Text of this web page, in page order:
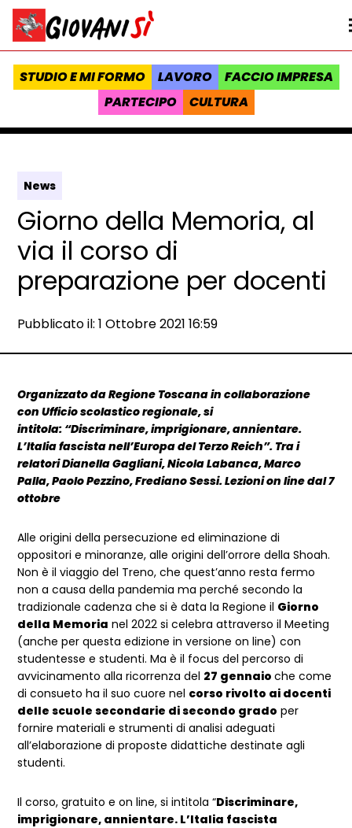
Vai al contenuto
Homepage Giovanisì - Progetto della Regione Toscana
STUDIO E MI FORMO LAVORO
FACCIO IMPRESA
PARTECIPO
CULTURA
News
Giorno della Memoria, al
via il corso di
preparazione per docenti
Data e ora:
Pubblicato il: 1 Ottobre 2021 16:59
Dettagli articolo
Organizzato da Regione Toscana in collaborazione
con Ufficio scolastico regionale, si
intitola: “Discriminare, imprigionare, annientare.
L’Italia fascista nell’Europa del Terzo Reich”. Tra i
relatori Dianella Gagliani, Nicola Labanca, Marco
Palla, Paolo Pezzino, Frediano Sessi. Lezioni on line dal 7
ottobre
Alle origini della persecuzione ed eliminazione di
oppositori e minoranze, alle origini dell’orrore della Shoah.
Non è il viaggio del Treno, che quest’anno resta fermo
non a causa della pandemia ma perché secondo la
tradizionale cadenza che si è data la Regione il Giorno
della Memoria nel 2022 si celebra attraverso il Meeting
(anche per questa edizione in versione on line) con
studentesse e studenti. Ma è il focus del percorso di
avvicinamento alla ricorrenza del 27 gennaioche come
di consueto ha il suo cuore nel corso rivolto ai docenti
delle scuole secondarie di secondo grado per
fornire materiali e strumenti di analisi adeguati
all’elaborazione di proposte didattiche destinate agli
studenti.
Il corso, gratuito e on line, si intitola “Discriminare,
imprigionare, annientare. L’Italia fascista